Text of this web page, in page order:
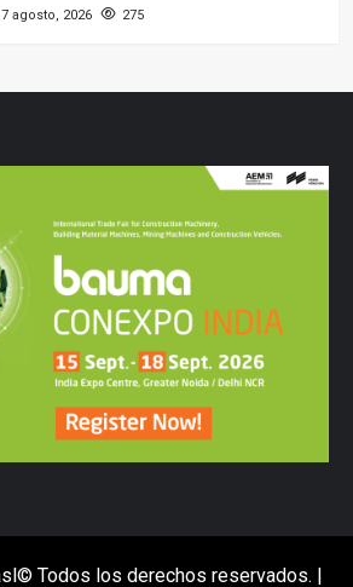
7 agosto, 2026 275
Todos los derechos reservados. |